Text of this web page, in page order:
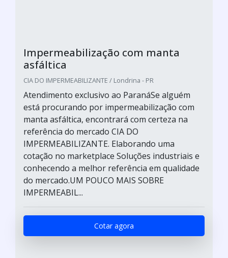
Impermeabilização com manta
asfáltica
CIA DO IMPERMEABILIZANTE / Londrina - PR
Atendimento exclusivo ao ParanáSe alguém
está procurando por impermeabilização com
manta asfáltica, encontrará com certeza na
referência do mercado CIA DO
IMPERMEABILIZANTE. Elaborando uma
cotação no marketplace Soluções industriais e
conhecendo a melhor referência em qualidade
do mercado.UM POUCO MAIS SOBRE
IMPERMEABIL...
Cotar agora